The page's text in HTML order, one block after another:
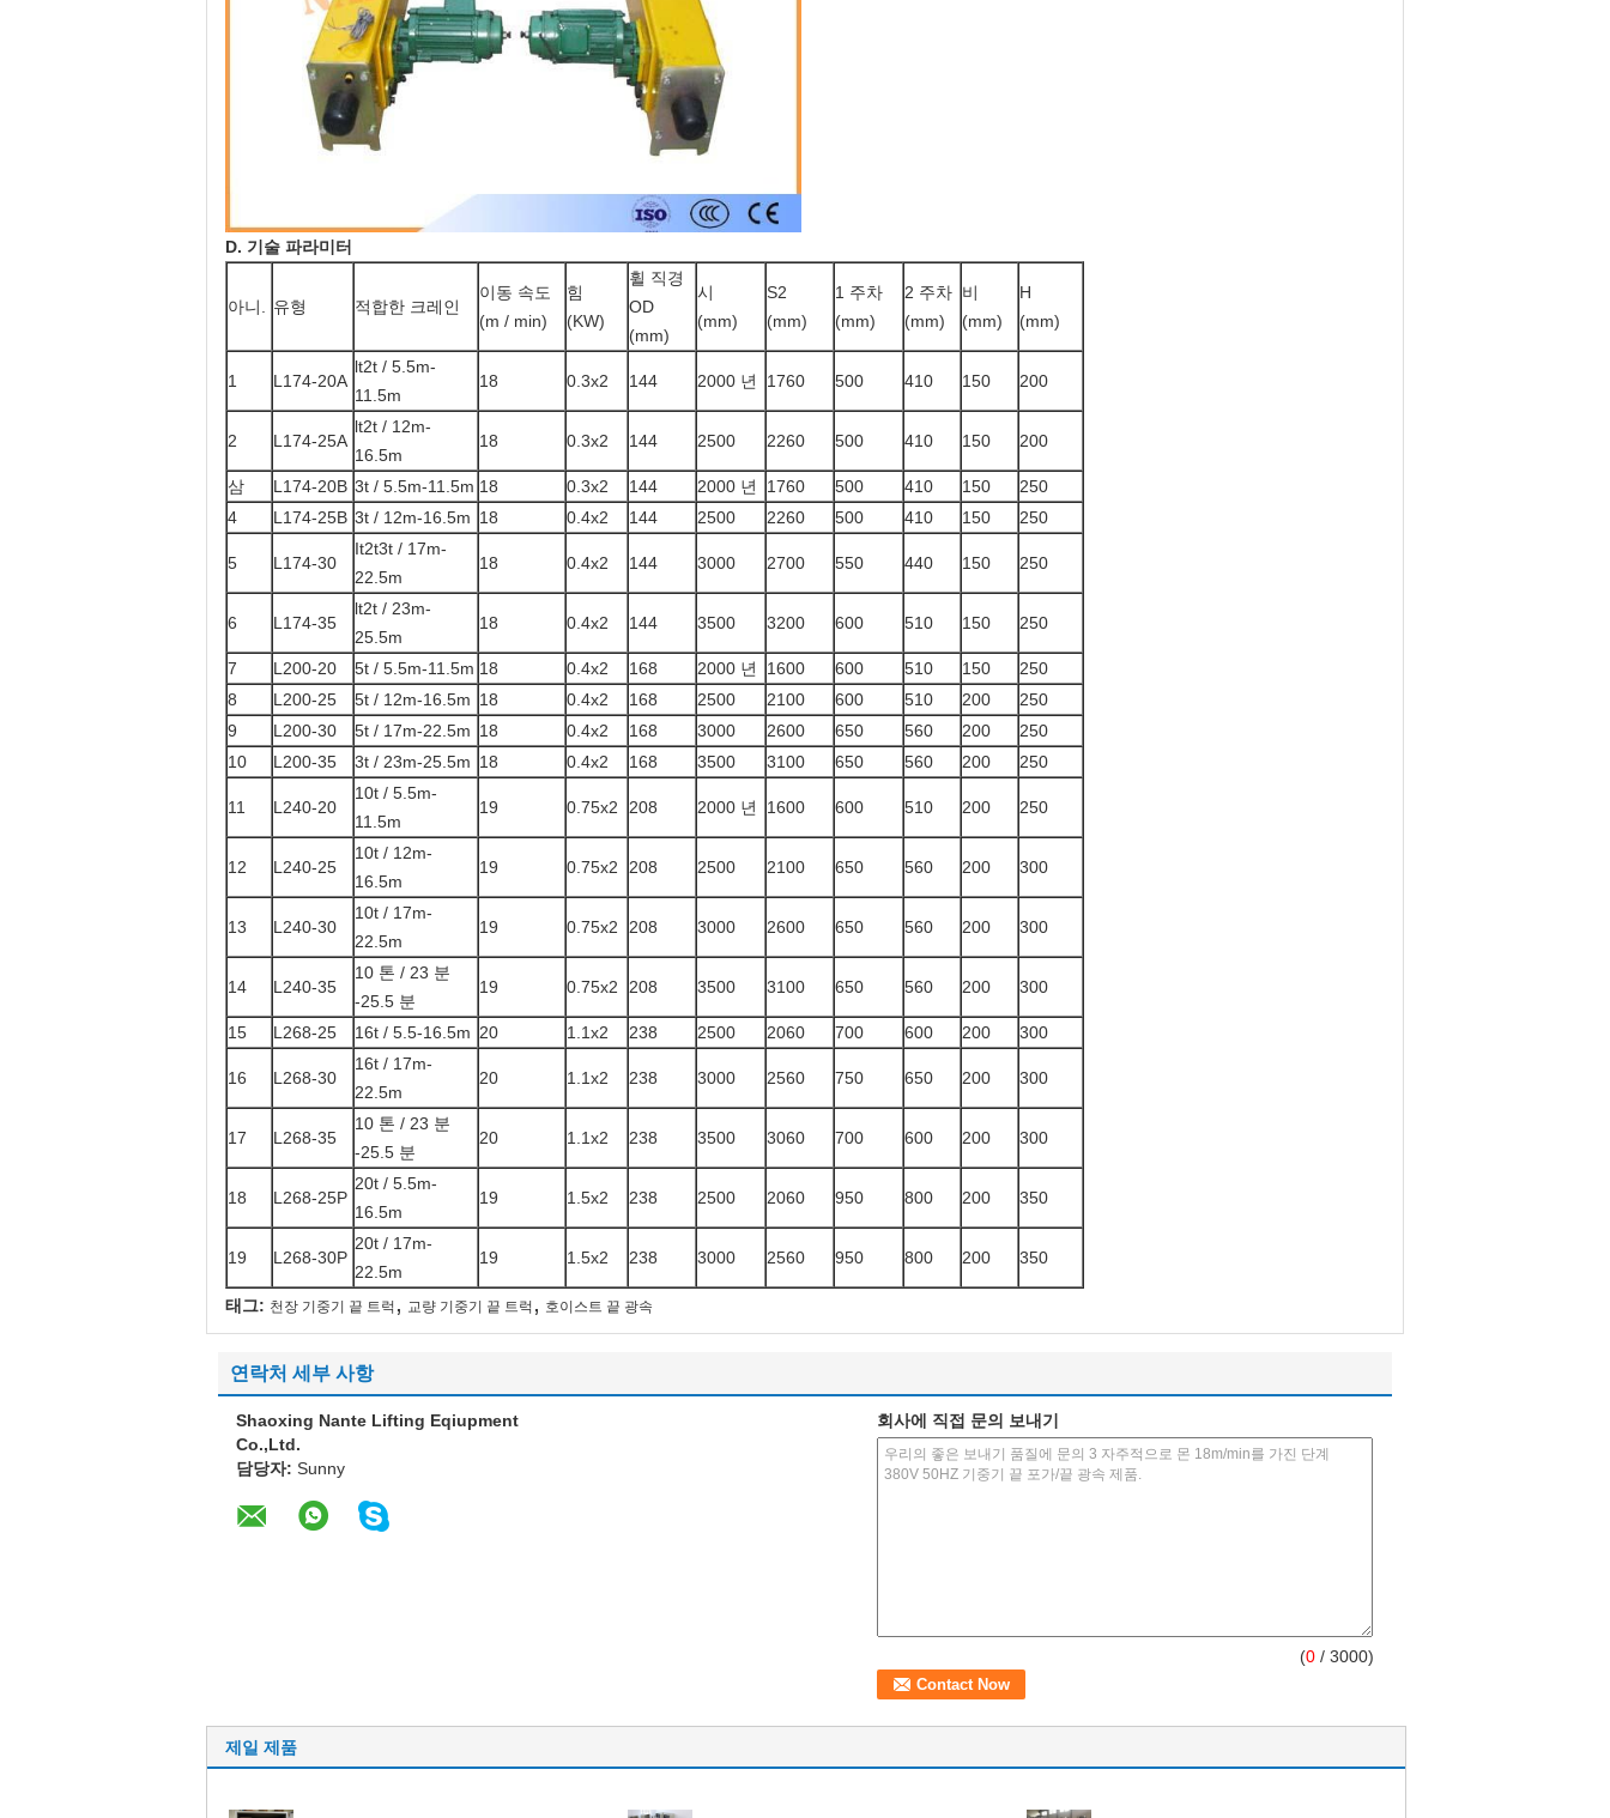
D. 기술 파라미터
아니. 유형 적합한 크레인
이동 속도
(m / min)
힘
(KW)
휠 직경
OD
(mm)
시
(mm)
S2
(mm)
1 주차
(mm)
2 주차
(mm)
비
(mm)
H
(mm)
1 L174-20A
lt2t / 5.5m-
11.5m
18 0.3x2 144 2000 년 1760 500 410 150 200
2 L174-25A
lt2t / 12m-
16.5m
18 0.3x2 144 2500 2260 500 410 150 200
삼 L174-20B 3t / 5.5m-11.5m 18 0.3x2 144 2000 년 1760 500 410 150
250
4
L174-25B 3t / 12m-16.5m 18 0.4x2 144 2500 2260 500 410 150 250
5 L174-30
It2t3t / 17m-
22.5m
18 0.4x2 144 3000 2700 550 440 150 250
6 L174-35
lt2t / 23m-
25.5m
18 0.4x2 144 3500 3200 600 510 150 250
7 L200-20 5t / 5.5m-11.5m 18 0.4x2 168 2000 년 1600 600 510 150
250
8
L200-25 5t / 12m-16.5m 18 0.4x2 168 2500 2100 600 510 200
250
9
L200-30 5t / 17m-22.5m 18 0.4x2 168 3000 2600 650 560 200
250
10
L200-35 3t / 23m-25.5m 18 0.4x2 168 3500 3100 650 560 200 250
11 L240-20
10t / 5.5m-
11.5m
19 0.75x2 208 2000 년 1600 600 510 200 250
12 L240-25
10t / 12m-
16.5m
19 0.75x2 208 2500 2100 650 560 200 300
13 L240-30
10t / 17m-
22.5m
19 0.75x2 208 3000 2600 650 560 200 300
14 L240-35
10 톤 / 23 분
-25.5 분
19 0.75x2 208 3500 3100 650 560 200 300
15 L268-25 16t / 5.5-16.5m 20 1.1x2 238 2500 2060 700 600 200 300
16 L268-30
16t / 17m-
22.5m
20 1.1x2 238 3000 2560 750 650 200 300
17 L268-35
10 톤 / 23 분
-25.5 분
20 1.1x2 238 3500 3060 700 600 200 300
18 L268-25P
20t / 5.5m-
16.5m
19 1.5x2 238 2500 2060 950 800 200 350
19 L268-30P
20t / 17m-
22.5m
19 1.5x2 238 3000 2560 950 800 200 350
태그: 천장 기중기 끝 트럭 , 교량 기중기 끝 트럭 , 호이스트 끝 광속
연락처 세부 사항
Shaoxing Nante Lifting Eqiupment
Co.,Ltd.
담당자: Sunny
회사에 직접 문의 보내기
(0 / 3000)
제일 제품